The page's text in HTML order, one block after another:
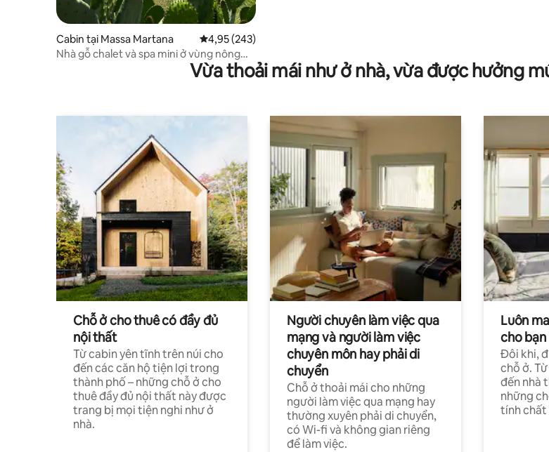
Cabin tại Massa Martana Xếp hạng trung bình 4,95/5, 243 đánh giá
4,95 (243)
Nhà gỗ chalet và spa mini ở vùng nông
Vừa thoải mái như ở nhà, vừa được hưởng
Chỗ ở cho thuê có đầy đủ
nội thất
Từ cabin yên tĩnh trên núi cho
đến các căn hộ tiện lợi trong
thành phố – những chỗ ở cho
thuê đầy đủ nội thất này được
trang bị mọi tiện nghi như ở
nhà.
Người chuyên làm việc qua
mạng và người làm việc
chuyên môn hay phải di
chuyển
Chỗ ở thoải mái cho những
người làm việc qua mạng hay
thường xuyên phải di chuyển,
có Wi-fi và không gian riêng
để làm việc.
Luôn
cho bạn
Đôi khi,
chỗ ở.
đến nhà
những
tính chất